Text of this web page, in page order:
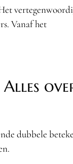
Vanaf het
Alles
dubbele